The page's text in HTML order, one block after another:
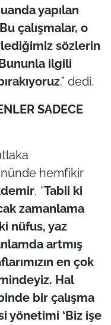
yapılan
çalışmalar, o
sözlerin
ilgili
.” dedi.
SADECE
hemfikir
, “Tabii ki
zamanlama
nüfus, yaz
artmış
en çok
Hal
bir çalışma
yönetimi ‘Biz işe